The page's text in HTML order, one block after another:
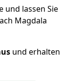
und lassen Sie
Magdala
und erhalten